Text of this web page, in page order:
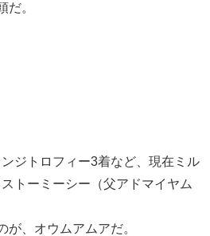
だ。
ジトロフィー3着など、現在ミル
トーミーシー（父アドマイヤム
が、オウムアムアだ。